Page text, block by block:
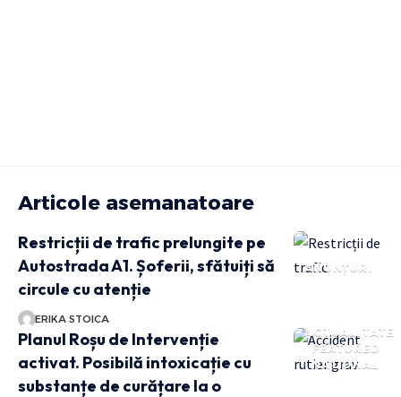
Articole asemanatoare
ANUNȚURI
Restricții de trafic prelungite pe
Autostrada A1. Șoferii, sfătuiți să
circule cu atenție
ERIKA STOICA
ACTUALITATE
FEATURED
NATIONAL
Planul Roșu de Intervenție
activat. Posibilă intoxicație cu
substanțe de curățare la o